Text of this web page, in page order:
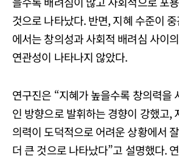
것으로 나타났다. 반면, 지혜 수준이
에서는 창의성과 사회적 배려심 사이
연관성이 나타나지 않았다.
연구진은 “지혜가 높을수록 창의력을
인 방향으로 발휘하는 경향이 강했고,
의력이 도덕적으로 어려운 상황에서
더 큰 것으로 나타났다”고 설명했다.